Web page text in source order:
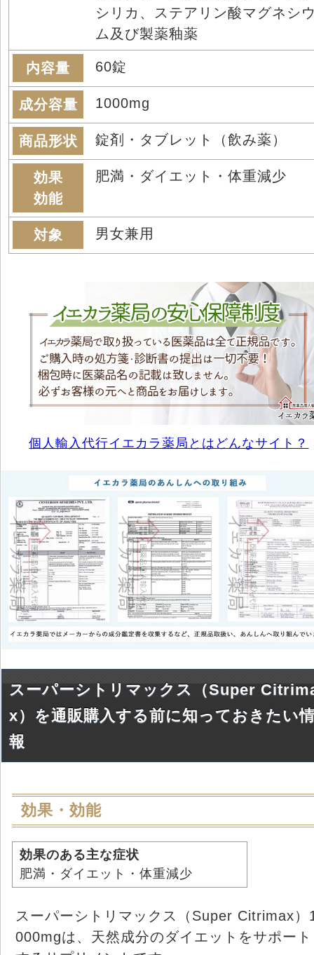
シリカ、ステアリン酸マグネシ
ム及び製薬釉薬
内容量 60錠
成分容量 1000mg
商品形状 錠剤・タブレット（飲み薬）
効果
効能
肥満・ダイエット・体重減少
対象 男女兼用
個人輸入代行イエカラ薬局とはどんなサイト？
スーパーシトリマックス（Super
x）を通販購入する前に知っておきたい
報
効果・効能
効果のある主な症状
肥満・ダイエット・体重減少
スーパーシトリマックス（Super Citrimax）
000mgは、天然成分のダイエットをサポート